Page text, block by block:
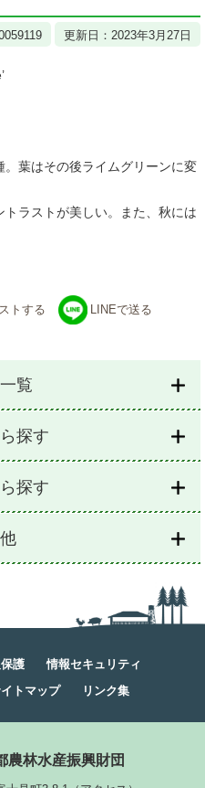
更新日：2023年3月27日
葉はその後ライムグリーンに変
ストが美しい。また、秋には
トする LINEで送る
覧
探す
探す
護
情報セキュリティ
トマップ リンク集
農林水産振興財団